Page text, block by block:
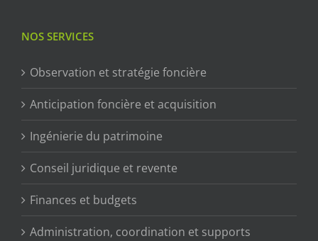
NOS SERVICES
Observation et stratégie foncière
Anticipation foncière et acquisition
Ingénierie du patrimoine
Conseil juridique et revente
Finances et budgets
Administration, coordination et supports